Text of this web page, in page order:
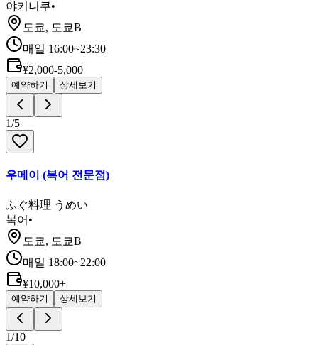
야키니쿠•
도쿄, 도쿄B
매일 16:00~23:30
¥2,000-5,000
예약하기 상세보기
1/5
우메이 (복어 전문점)
ふぐ料理 うめい
복어 •
도쿄, 도쿄B
매일 18:00~22:00
¥10,000+
예약하기 상세보기
1/10